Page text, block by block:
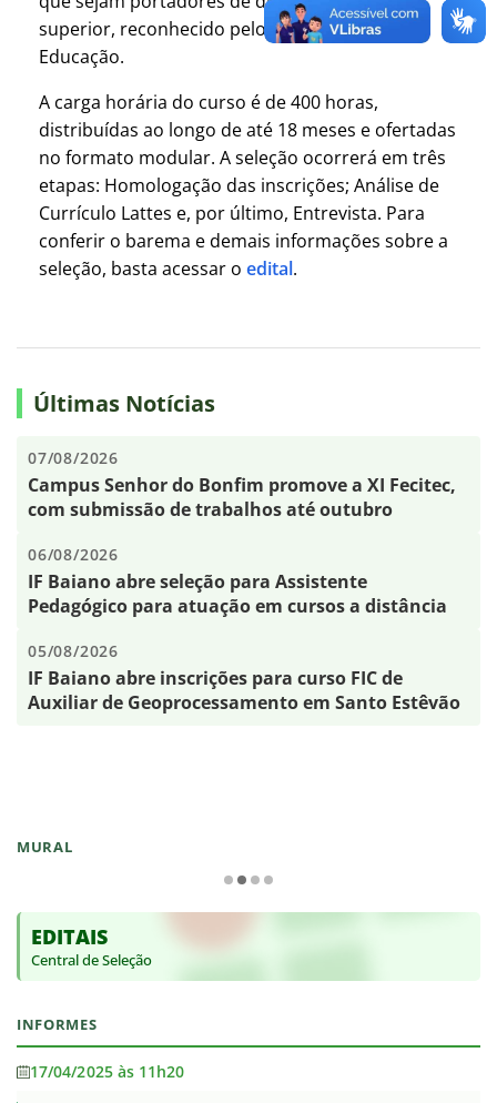
MURAL
EDITAIS
Central de Seleção
INFORMES
17/04/2025 às 11h20
superior, reconhecido pelo Ministério da
Educação.
A carga horária do curso é de 400 horas,
distribuídas ao longo de até 18 meses e ofertadas
no formato modular. A seleção ocorrerá em três
etapas: Homologação das inscrições; Análise de
Currículo Lattes e, por último, Entrevista. Para
conferir o barema e demais informações sobre a
seleção, basta acessar o edital.
Últimas Notícias
07/08/2026
Campus Senhor do Bonfim promove a XI Fecitec,
com submissão de trabalhos até outubro
06/08/2026
IF Baiano abre seleção para Assistente
Pedagógico para atuação em cursos a distância
05/08/2026
IF Baiano abre inscrições para curso FIC de
Auxiliar de Geoprocessamento em Santo Estêvão